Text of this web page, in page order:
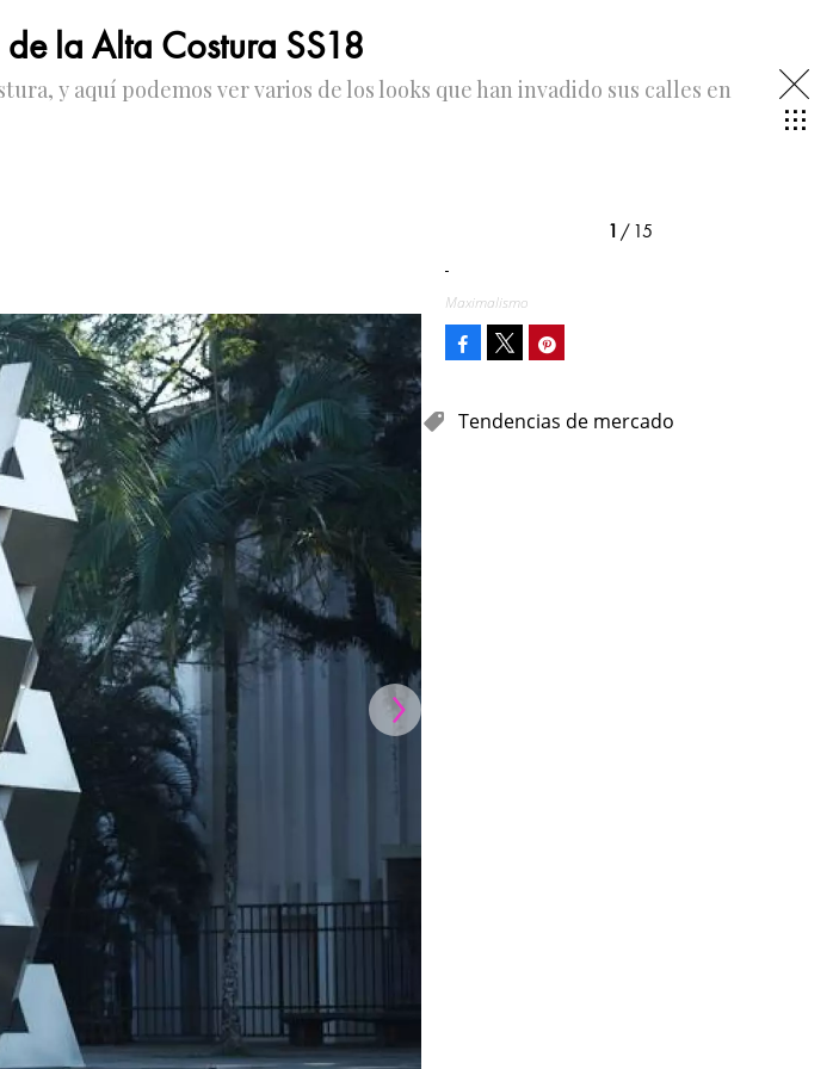
la Alta Costura SS18
y aquí podemos ver varios de los looks que han invadido sus calles en
Tendencias de mercado
1 / 15
-
Maximalismo
Facebook